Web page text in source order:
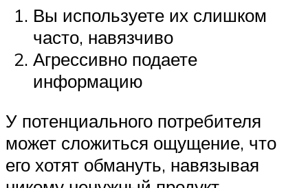
Вы используете их слишком
часто, навязчиво
Агрессивно подаете
информацию
У потенциального потребителя
может сложиться ощущение, что
его хотят обмануть, навязывая